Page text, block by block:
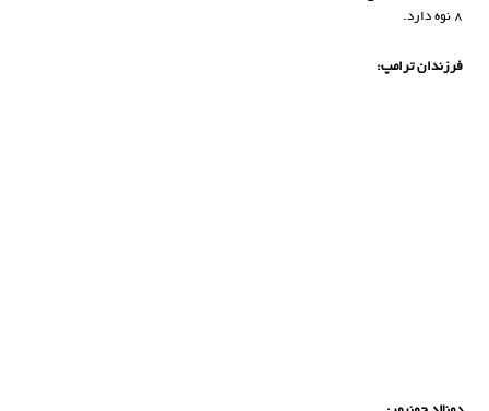
8 نوه دارد.
فرزندان ترامپ: